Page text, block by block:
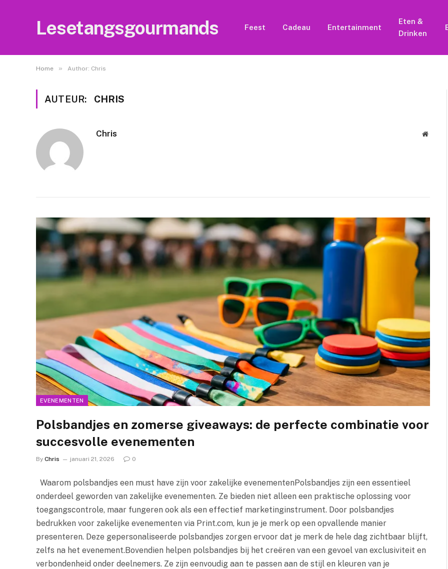
Lesetangsgourmands Feest Cadeau Entertainment
Eten &
Drinken
Home » Author: Chris
AUTEUR: CHRIS
Chris Website
EVENEMENTEN
Polsbandjes en zomerse giveaways: de perfecte combinatie voor
succesvolle evenementen
By Chris januari 21, 2026 0
Waarom polsbandjes een must have zijn voor zakelijke evenementenPolsbandjes zijn een essentieel
onderdeel geworden van zakelijke evenementen. Ze bieden niet alleen een praktische oplossing voor
toegangscontrole, maar fungeren ook als een effectief marketinginstrument. Door polsbandjes
bedrukken voor zakelijke evenementen via Print.com, kun je je merk op een opvallende manier
presenteren. Deze gepersonaliseerde polsbandjes zorgen ervoor dat je merk de hele dag zichtbaar blijft,
zelfs na het evenement.Bovendien helpen polsbandjes bij het creëren van een gevoel van exclusiviteit en
verbondenheid onder deelnemers. Ze zijn eenvoudig aan te passen aan de stijl en kleuren van je